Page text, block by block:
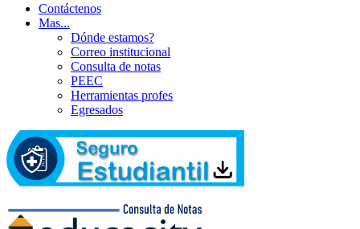
Contáctenos
Mas...
Dónde estamos?
Correo institucional
Consulta de notas
PEEC
Herramientas profes
Egresados